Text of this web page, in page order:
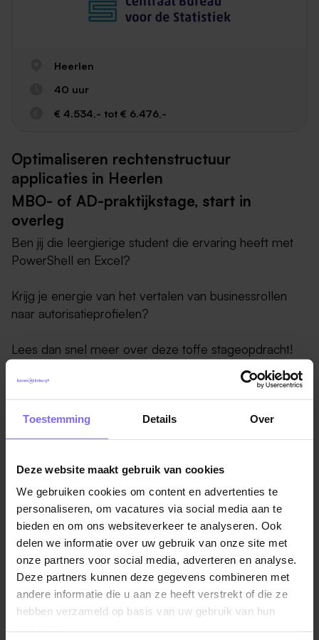
Toestemming Details Over
Deze website maakt gebruik van cookies
We gebruiken cookies om content en advertenties te
personaliseren, om vacatures via social media aan te
bieden en om ons websiteverkeer te analyseren. Ook
delen we informatie over uw gebruik van onze site met
onze partners voor social media, adverteren en analyse.
Deze partners kunnen deze gegevens combineren met
andere informatie die u aan ze heeft verstrekt of die ze
hebben verzameld op basis van uw gebruik van hun
Heerlen
40 uur
€ 4.534,- tot € 6.476,-
Optimaliseren rechtenstructuur
applicaties in Heerlen
MBO- of AD-praktijkstage, start in
overleg
Ben jij die leergierige student die ervaring heeft met
PowerShell en Excel?
Krijg je energie van het vertalen van businessrollen
naar autorisatieprofielen?
Lees dan snel meer over deze toffe stageopdracht!
Dit is jouw uitdaging
honderden collega's gebruik van meerdere
applicaties.
Wij hebben de huidige rechten op ons maatwerk
applicatielandschap in beeld gebracht.
De rechten zijn voornamelijk uitgedeeld op
applicatieonderdelen en niet op business rollen.
Hierdoor zitten gebruikers in een meerdere groepen
en hebben vaak ook dubbele autorisaties. Dat maakt
het beheer onnodig complex.
Als stagiair ga je samen met het team de